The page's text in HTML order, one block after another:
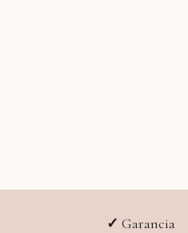
✓ Garancia